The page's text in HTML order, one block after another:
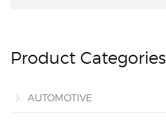
Product Categories
AUTOMOTIVE